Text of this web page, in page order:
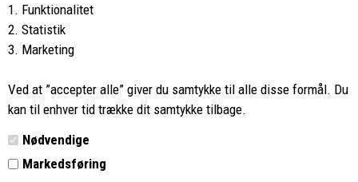
1. Funktionalitet
2. Statistik
3. Marketing
Ved at ”accepter alle” giver du samtykke til alle disse formål. Du
kan til enhver tid trække dit samtykke tilbage.
Nødvendige
Markedsføring
Vi glæder os til at se dig